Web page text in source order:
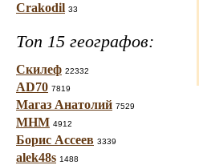
Crakodil 33
Топ 15 географов:
Скилеф 22332
AD70 7819
Магаз Анатолий 7529
МНМ 4912
Борис Ассеев 3339
alek48s 1488